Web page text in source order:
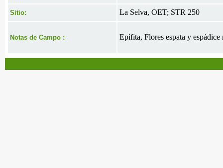
Sitio: La Selva, OET; STR 250
Notas de Campo : Epífita, Flores espata y espádice